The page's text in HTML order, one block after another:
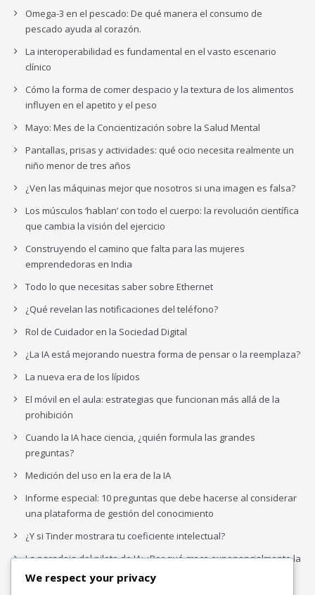
Omega-3 en el pescado: De qué manera el consumo de
pescado ayuda al corazón.
La interoperabilidad es fundamental en el vasto escenario
clínico
Cómo la forma de comer despacio y la textura de los alimentos
influyen en el apetito y el peso
Mayo: Mes de la Concientización sobre la Salud Mental
Pantallas, prisas y actividades: qué ocio necesita realmente un
niño menor de tres años
¿Ven las máquinas mejor que nosotros si una imagen es falsa?
Los músculos ‘hablan’ con todo el cuerpo: la revolución científica
que cambia la visión del ejercicio
Construyendo el camino que falta para las mujeres
emprendedoras en India
Todo lo que necesitas saber sobre Ethernet
¿Qué revelan las notificaciones del teléfono?
Rol de Cuidador en la Sociedad Digital
¿La IA está mejorando nuestra forma de pensar o la reemplaza?
La nueva era de los lípidos
El móvil en el aula: estrategias que funcionan más allá de la
prohibición
Cuando la IA hace ciencia, ¿quién formula las grandes
preguntas?
Medición del uso en la era de la IA
Informe especial: 10 preguntas que debe hacerse al considerar
una plataforma de gestión del conocimiento
¿Y si Tinder mostrara tu coeficiente intelectual?
La paradoja del piloto de IA: ¿Por qué crece exponencialmente la
complejidad de la IA empresarial?
We respect your privacy